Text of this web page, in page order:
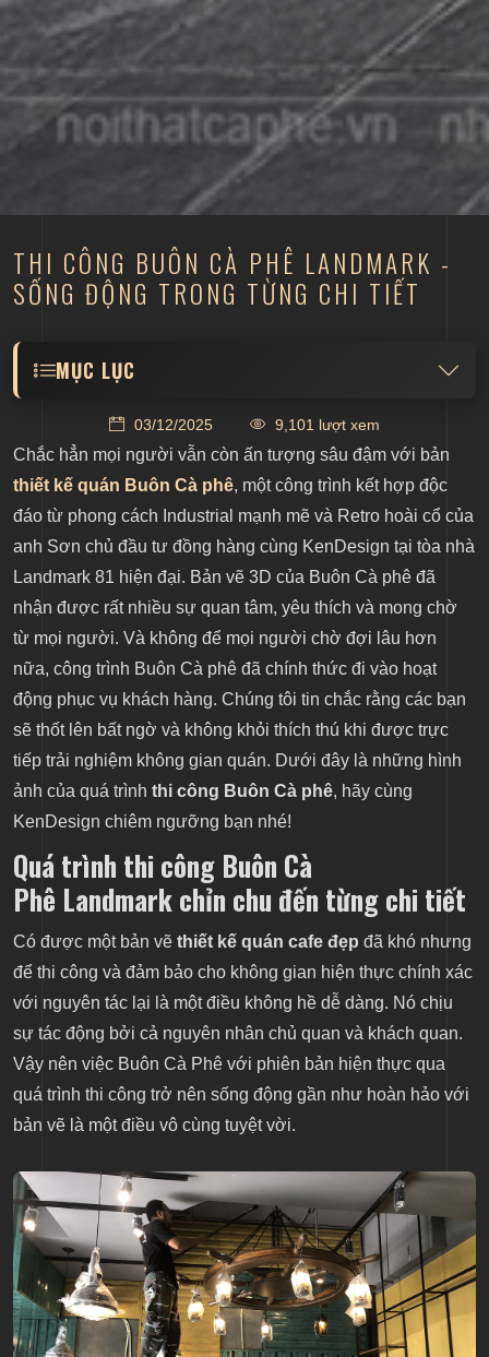
THI CÔNG BUÔN CÀ PHÊ LANDMARK -
SỐNG ĐỘNG TRONG TỪNG CHI TIẾT
MỤC LỤC
chu đến từng chi tiết
Hình ảnh sống động của Buôn Cà Phê Landmark
sau thi công
Đứa con tinh thần Buôn Cà Phê đã sẵn sàng tiếp
đón thực khách
03/12/2025 9,101 lượt xem
Chắc hẳn mọi người vẫn còn ấn tượng sâu đậm với bản
thiết kế quán Buôn Cà phê, một công trình kết hợp độc
đáo từ phong cách Industrial mạnh mẽ và Retro hoài cổ của
anh Sơn chủ đầu tư đồng hàng cùng KenDesign tại tòa nhà
Landmark 81 hiện đại. Bản vẽ 3D của Buôn Cà phê đã
nhận được rất nhiều sự quan tâm, yêu thích và mong chờ
từ mọi người. Và không để mọi người chờ đợi lâu hơn
nữa, công trình Buôn Cà phê đã chính thức đi vào hoạt
động phục vụ khách hàng. Chúng tôi tin chắc rằng các bạn
sẽ thốt lên bất ngờ và không khỏi thích thú khi được trực
tiếp trải nghiệm không gian quán. Dưới đây là những hình
ảnh của quá trình thi công Buôn Cà phê, hãy cùng
KenDesign chiêm ngưỡng bạn nhé!
Quá trình thi công Buôn Cà
Phê Landmark chỉn chu đến từng chi tiết
Có được một bản vẽ thiết kế quán cafe đẹp đã khó nhưng
để thi công và đảm bảo cho không gian hiện thực chính xác
với nguyên tác lại là một điều không hề dễ dàng. Nó chịu
sự tác động bởi cả nguyên nhân chủ quan và khách quan.
Vậy nên việc Buôn Cà Phê với phiên bản hiện thực qua
quá trình thi công trở nên sống động gần như hoàn hảo với
bản vẽ là một điều vô cùng tuyệt vời.